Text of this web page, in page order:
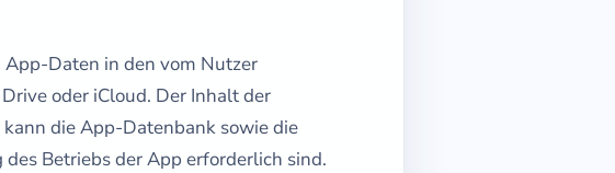
Daten in den vom Nutzer
oder iCloud. Der Inhalt der
die App-Datenbank sowie die
Betriebs der App erforderlich sind.